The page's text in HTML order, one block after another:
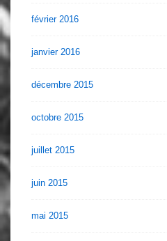
février 2016
janvier 2016
décembre 2015
octobre 2015
juillet 2015
juin 2015
mai 2015